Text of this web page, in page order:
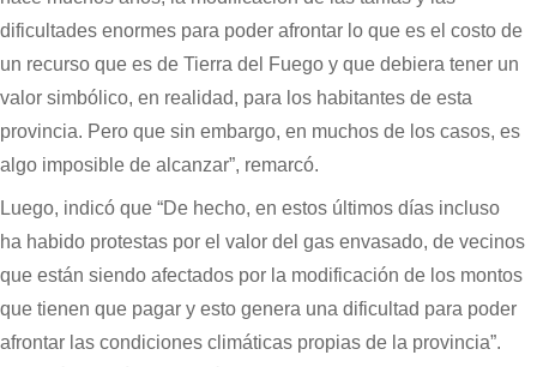
dificultades enormes para poder afrontar lo que es el costo de
un recurso que es de Tierra del Fuego y que debiera tener un
valor simbólico, en realidad, para los habitantes de esta
provincia. Pero que sin embargo, en muchos de los casos, es
algo imposible de alcanzar”, remarcó.
Luego, indicó que “De hecho, en estos últimos días incluso
ha habido protestas por el valor del gas envasado, de vecinos
que están siendo afectados por la modificación de los montos
que tienen que pagar y esto genera una dificultad para poder
afrontar las condiciones climáticas propias de la provincia”.